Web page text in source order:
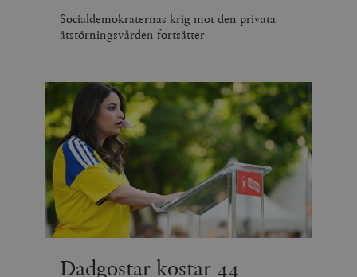
Socialdemokraternas krig mot den privata
ätstörningsvården fortsätter
Dadgostar kostar 44